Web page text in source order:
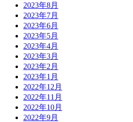
2023年8月
2023年7月
2023年6月
2023年5月
2023年4月
2023年3月
2023年2月
2023年1月
2022年12月
2022年11月
2022年10月
2022年9月